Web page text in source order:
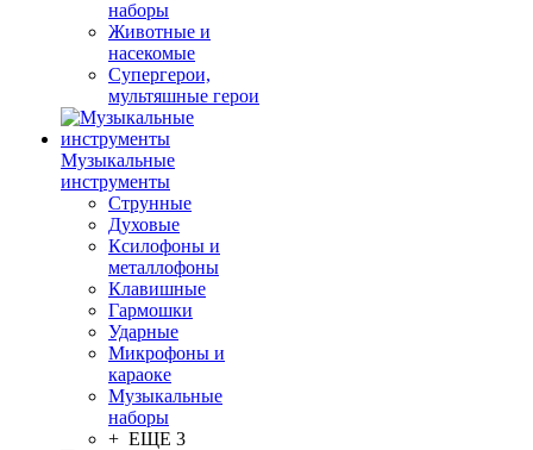
наборы
Животные и
насекомые
Супергерои,
мультяшные герои
Музыкальные
инструменты
Струнные
Духовые
Ксилофоны и
металлофоны
Клавишные
Гармошки
Ударные
Микрофоны и
караоке
Музыкальные
наборы
+ ЕЩЕ 3